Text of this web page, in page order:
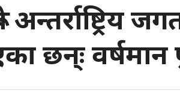
छन्ः वर्षमान